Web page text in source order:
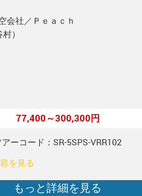
会社／Ｐｅａｃｈ
）
77,400～300,300円
アーコード：SR-5SPS-VRR102
を見る
もっと詳細を見る